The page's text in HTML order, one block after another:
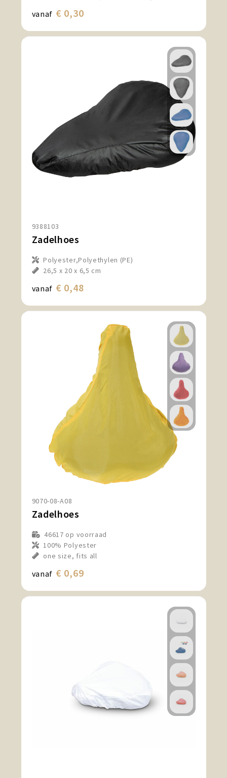
vanaf € 0,30
9388103
Zadelhoes
Polyester,Polyethylen (PE)
26,5 x 20 x 6,5 cm
vanaf € 0,48
9070-08-A08
Zadelhoes
46617 op voorraad
100% Polyester
one size, fits all
vanaf € 0,69